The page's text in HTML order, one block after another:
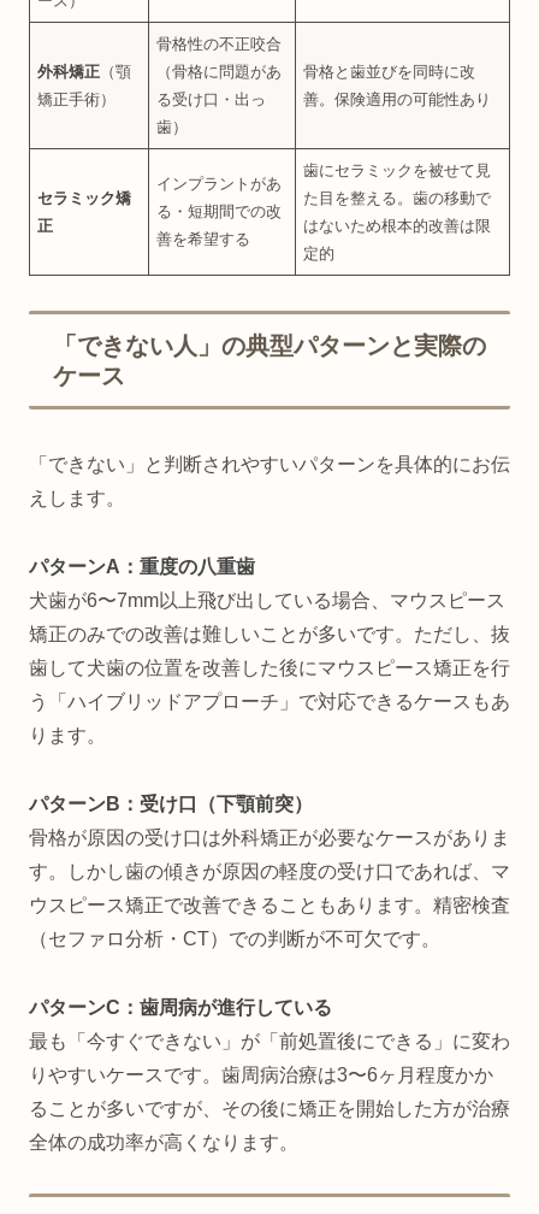
外科矯正 （顎
矯正手術）
骨格性の不正咬合
（骨格に問題があ
る受け口・出っ
歯）
骨格と歯並びを同時に改
善。保険適用の可能性あり
セラミック矯
正
インプラントがあ
る・短期間での改
善を希望する
歯にセラミックを被せて見
た目を整える。歯の移動で
はないため根本的改善は限
定的
「できない人」の典型パターンと実際の
ケース
「できない」と判断されやすいパターンを具体的にお伝
えします。
パターンA：重度の八重歯
犬歯が6〜7mm以上飛び出している場合、マウスピース
矯正のみでの改善は難しいことが多いです。ただし、抜
歯して犬歯の位置を改善した後にマウスピース矯正を行
う「ハイブリッドアプローチ」で対応できるケースもあ
ります。
パターンB：受け口（下顎前突）
骨格が原因の受け口は外科矯正が必要なケースがありま
す。しかし歯の傾きが原因の軽度の受け口であれば、マ
ウスピース矯正で改善できることもあります。精密検査
（セファロ分析・CT）での判断が不可欠です。
パターンC：歯周病が進行している
最も「今すぐできない」が「前処置後にできる」に変わ
りやすいケースです。歯周病治療は3〜6ヶ月程度かか
ることが多いですが、その後に矯正を開始した方が治療
全体の成功率が高くなります。